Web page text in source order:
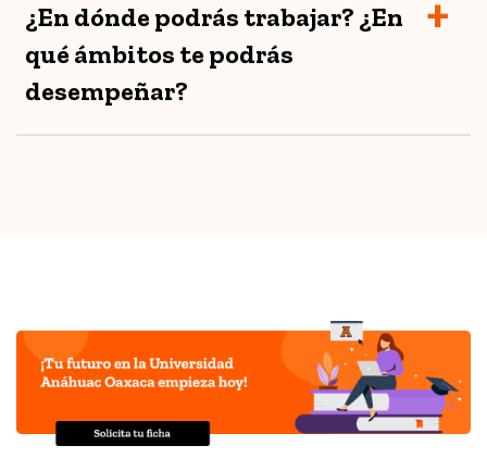
¿En dónde podrás trabajar? ¿En
qué ámbitos te podrás
desempeñar?